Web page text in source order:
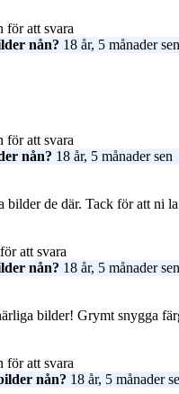
för att svara
nån? 18 år, 5 månader sen
för att svara
nån? 18 år, 5 månader sen
bilder de där. Tack för att ni
att svara
nån? 18 år, 5 månader sen
bilder! Grymt snygga
för att svara
nån? 18 år, 5 månader